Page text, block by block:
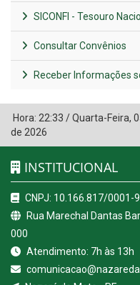
SICONFI - Tesouro
Consultar Convênios
Receber Informações
Hora: 22:33 /Quarta-Feira,
de 2026
INSTITUCIONAL
CNPJ: 10.166.817/0001-
Rua Marechal Dantas
000
Atendimento: 7h às 13h